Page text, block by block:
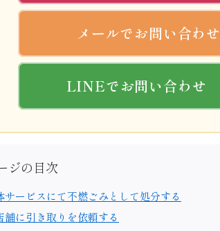
メールでお問い合わせ
LINEでお問い合わせ
ジの目次
サービスにて不燃ごみとして処分する
舗に引き取りを依頼する